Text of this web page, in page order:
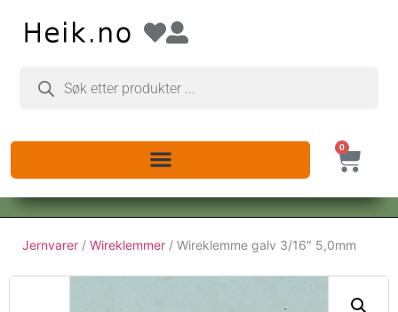
0
Jernvarer / Wireklemmer / Wireklemme galv 3/16″ 5,0mm